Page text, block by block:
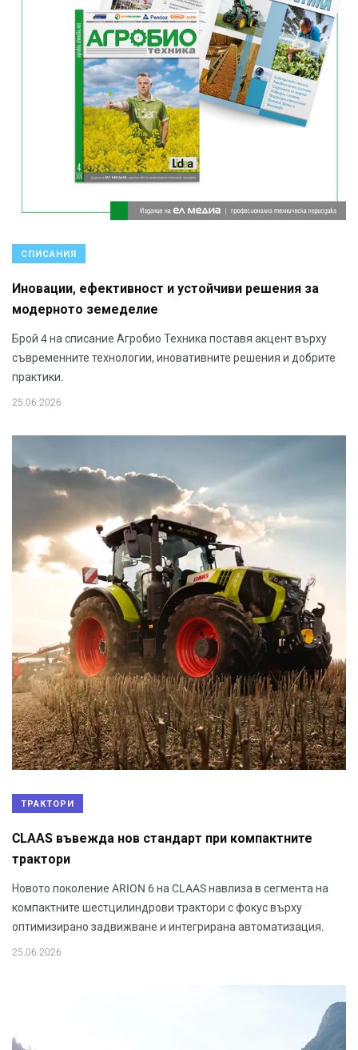
СПИСАНИЯ
Иновации, ефективност и устойчиви решения за
модерното земеделие
Брой 4 на списание Агробио Техника поставя акцент върху
съвременните технологии, иновативните решения и добрите
практики.
25.06.2026
ТРАКТОРИ
CLAAS въвежда нов стандарт при компактните
трактори
Новото поколение ARION 6 на CLAAS навлиза в сегмента на
компактните шестцилиндрови трактори с фокус върху
оптимизирано задвижване и интегрирана автоматизация.
25.06.2026